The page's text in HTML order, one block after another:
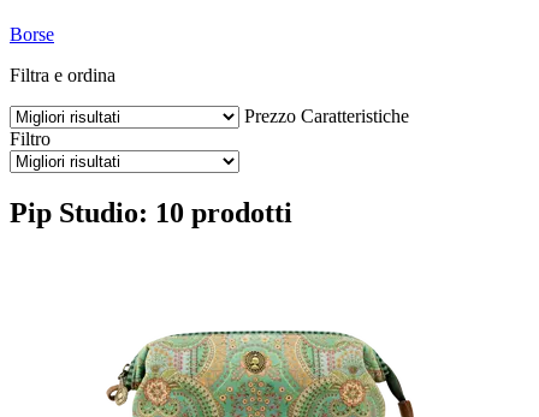
Borse
Filtra e ordina
Prezzo Caratteristiche
Filtro
Pip Studio: 10 prodotti